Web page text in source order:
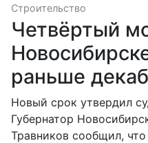
Строительство
Четвёртый
раньше
Новый срок утвердил
Губернатор
Травников сообщил,